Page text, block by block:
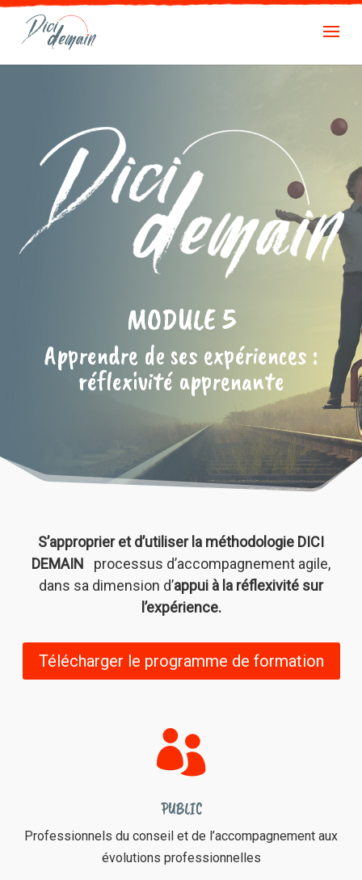
MODULE 5
Apprendre de ses expériences :
réflexivité apprenante
S’approprier et d’utiliser la méthodologie DICI
DEMAIN processus d’accompagnement agile,
dans sa dimension d’appui à la réflexivité sur
l’expérience.
Télécharger le programme de formation

PUBLIC
Professionnels du conseil et de l’accompagnement aux
évolutions professionnelles